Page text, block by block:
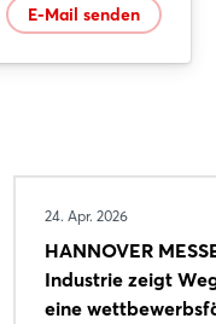
E-Mail senden
24. Apr. 2026
HANNOVER
Industrie zeigt
eine